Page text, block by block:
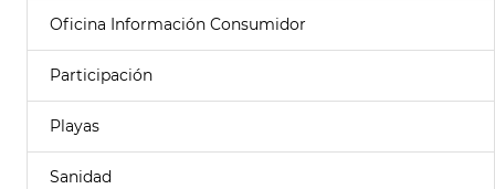
Oficina Información Consumidor
Participación
Playas
Sanidad